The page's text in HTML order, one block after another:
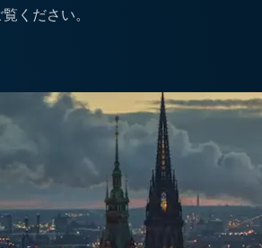
ください。